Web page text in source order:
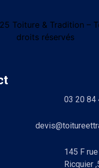
Toiture & Tradition –
droits réservés
03 20 84
145 F
Ricquier